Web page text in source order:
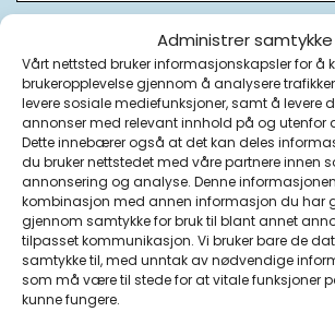
Administrer samtykke
Vårt nettsted bruker informasjonskapsler for å
brukeropplevelse gjennom å analysere
levere sosiale mediefunksjoner, samt å levere
annonser med relevant innhold på og utenfor
Dette innebærer også at det kan deles
du bruker nettstedet med våre partnere innen
annonsering og analyse. Denne
kombinasjon med annen informasjon du har
gjennom samtykke for bruk til blant annet
tilpasset kommunikasjon. Vi bruker bare de
samtykke til, med unntak av nødvendige
som må være til stede for at vitale funksjoner
kunne fungere.